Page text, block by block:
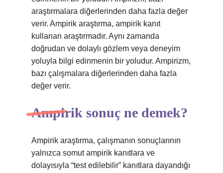
araştırmalara diğerlerinden daha fazla değer
verir. Ampirik araştırma, ampirik kanıt
kullanan araştırmadır. Aynı zamanda
doğrudan ve dolaylı gözlem veya deneyim
yoluyla bilgi edinmenin bir yoludur. Ampirizm,
bazı çalışmalara diğerlerinden daha fazla
değer verir.
Ampirik sonuç ne demek?
Ampirik araştırma, çalışmanın sonuçlarının
yalnızca somut ampirik kanıtlara ve
dolayısıyla “test edilebilir” kanıtlara dayandığı